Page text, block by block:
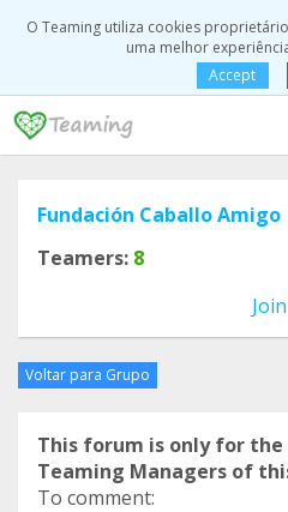
O Teaming utiliza cookies
uma melhor
Accept
Fundación Caballo Amigo
Teamers: 8
Join
Voltar para Grupo
This forum is only for the
Teaming Managers of
To comment: